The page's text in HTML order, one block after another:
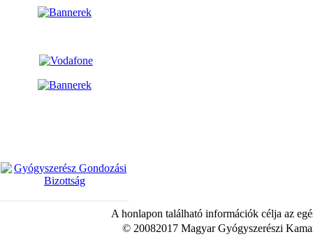
A honlapon található információk célja az
© 20082017 Magyar Gyógyszerészi